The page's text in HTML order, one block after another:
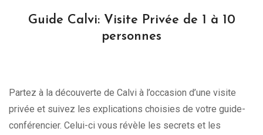
Guide Calvi: Visite Privée de 1 à 10
personnes
Partez à la découverte de Calvi à l’occasion d’une visite
privée et suivez les explications choisies de votre guide-
conférencier. Celui-ci vous révèle les secrets et les